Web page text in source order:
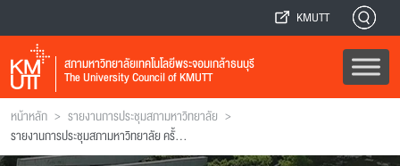
KMUTT
สภามหาวิทยาลัยเทคโนโลยีพระจอมเกล้าธนบุรี
The University Council of KMUTT
หน้าหลัก > รายงานการประชุมสภามหาวิทยาลัย >
รายงานการประชุมสภามหาวิทยาลัย ครั้งที่ 62